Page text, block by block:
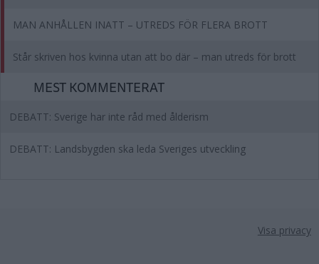
MAN ANHÅLLEN INATT – UTREDS FÖR FLERA BROTT
Står skriven hos kvinna utan att bo där – man utreds för brott
MEST KOMMENTERAT
DEBATT: Sverige har inte råd med ålderism
DEBATT: Landsbygden ska leda Sveriges utveckling
Visa privacy